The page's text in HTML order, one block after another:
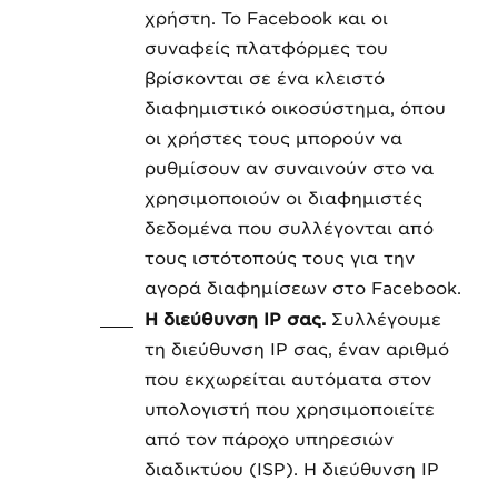
χρήστη. Το Facebook και οι
συναφείς πλατφόρμες του
βρίσκονται σε ένα κλειστό
διαφημιστικό οικοσύστημα, όπου
οι χρήστες τους μπορούν να
ρυθμίσουν αν συναινούν στο να
χρησιμοποιούν οι διαφημιστές
δεδομένα που συλλέγονται από
τους ιστότοπούς τους για την
αγορά διαφημίσεων στο Facebook.
Η διεύθυνση IP σας. Συλλέγουμε
τη διεύθυνση IP σας, έναν αριθμό
που εκχωρείται αυτόματα στον
υπολογιστή που χρησιμοποιείτε
από τον πάροχο υπηρεσιών
διαδικτύου (ISP). Η διεύθυνση IP